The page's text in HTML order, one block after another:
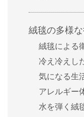
絨毯の多様
絨毯による
冷え冷えし
気になる生
アレルギー
水を弾く絨